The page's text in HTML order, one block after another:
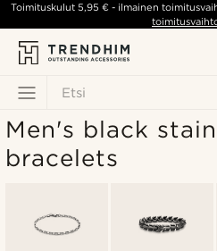
Etsi
Toimituskulut5,95 € - ilmainen
Men's black
bracelets